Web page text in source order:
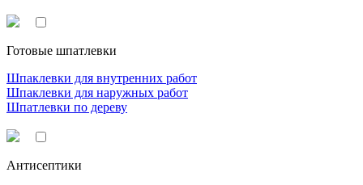
Готовые шпатлевки
Шпаклевки для внутренних работ
Шпаклевки для наружных работ
Шпатлевки по дереву
Антисептики